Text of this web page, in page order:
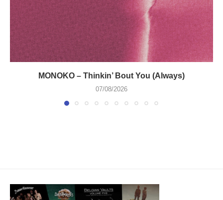
MONOKO – Thinkin’ Bout You (Always)
07/08/2026